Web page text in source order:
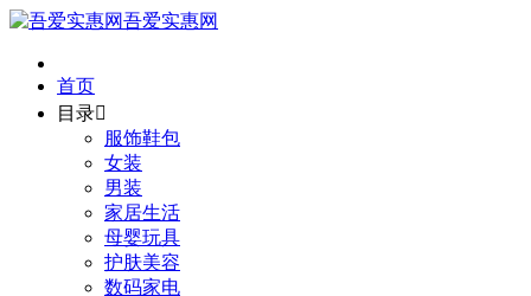
吾爱实惠网
首页
目录
服饰鞋包
女装
男装
家居生活
母婴玩具
护肤美容
数码家电